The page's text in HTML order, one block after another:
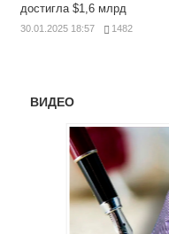
достигла $1,6 млрд
30.01.2025 18:57 1482
ВИДЕО